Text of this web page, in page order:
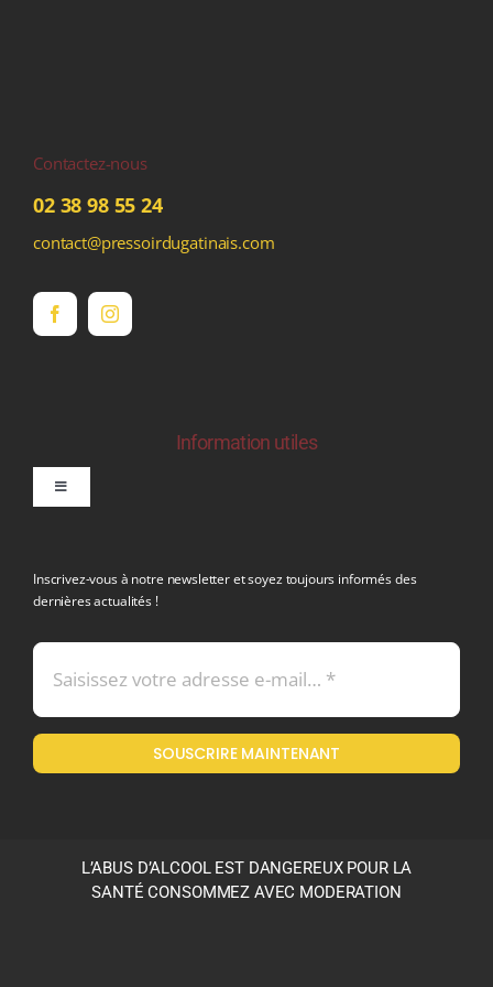
Contactez-nous
02 38 98 55 24
contact@pressoirdugatinais.com
Information utiles
Toggle
Mentions légales
Politique en matière de remboursements et de retours
Inscrivez-vous à notre newsletter et soyez toujours informés des
dernières actualités !
SOUSCRIRE MAINTENANT
L’ABUS D’ALCOOL EST DANGEREUX POUR LA
SANTÉ CONSOMMEZ AVEC MODERATION